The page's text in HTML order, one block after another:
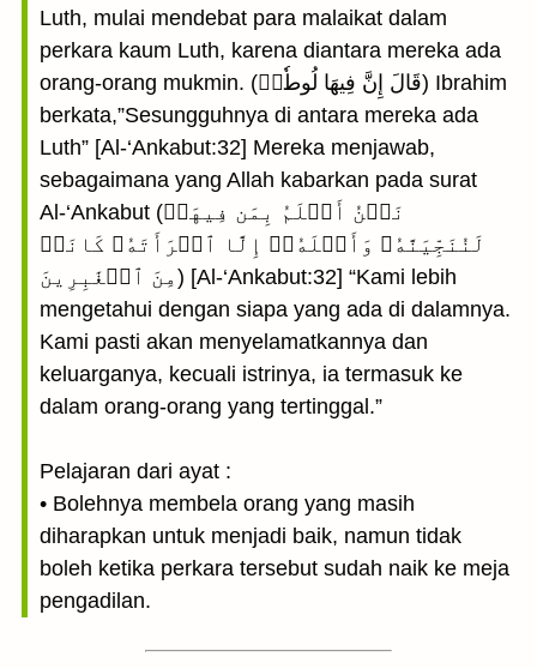
Luth, mulai mendebat para malaikat dalam
perkara kaum Luth, karena diantara mereka ada
orang-orang mukmin. (قَالَ إِنَّ فِيهَا لُوطٗاۚ) Ibrahim
berkata,”Sesungguhnya di antara mereka ada
Luth” [Al-‘Ankabut:32] Mereka menjawab,
sebagaimana yang Allah kabarkan pada surat
Al-‘Ankabut (نَحۡنُ أَعۡلَمُ بِمَن فِيهَاۖ
لَنُنَجِّيَنَّهُۥ وَأَهۡلَهُۥٓ إِلَّا ٱمۡرَأَتَهُۥ كَانَتۡ
مِنَ ٱلۡغَٰبِرِينَ) [Al-‘Ankabut:32] “Kami lebih
mengetahui dengan siapa yang ada di dalamnya.
Kami pasti akan menyelamatkannya dan
keluarganya, kecuali istrinya, ia termasuk ke
dalam orang-orang yang tertinggal.”
Pelajaran dari ayat :
• Bolehnya membela orang yang masih
diharapkan untuk menjadi baik, namun tidak
boleh ketika perkara tersebut sudah naik ke meja
pengadilan.